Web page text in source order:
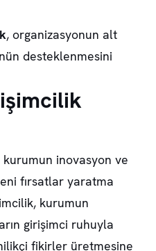
, organizasyonun alt
desteklenmesini
inovasyon ve
fırsatlar yaratma
kurumun
girişimci ruhuyla
fikirler üretmesine